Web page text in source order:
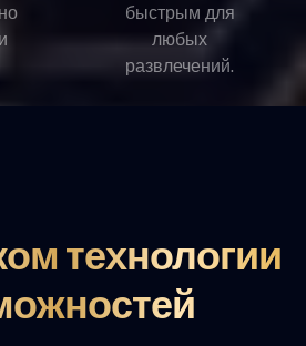
быстрым для
любых
развлечений.
технологии